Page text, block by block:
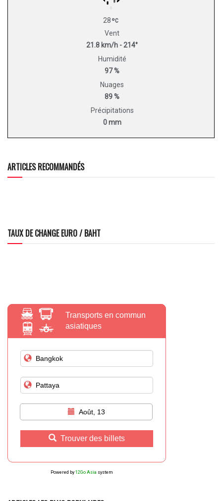
28
Vent
21.8 km/h - 214°
Humidité
97 %
Nuages
89 %
Précipitations
0 mm
ARTICLES RECOMMANDÉS
TAUX DE CHANGE EURO / BAHT
Transports en commun
asiatiques
Août, 13
Trouver des billets
Powered by 12Go Asia system